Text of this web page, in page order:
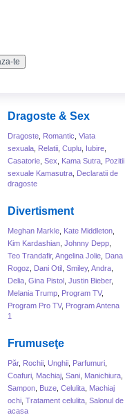
Dragoste & Sex
Dragoste Romantic Viata
sexuala Relatii Cuplu Iubire
Casatorie Sex Kama Sutra Pozitii
sexuale Kamasutra Declaratii de
dragoste
Divertisment
Meghan Markle Kate Middleton
Kim Kardashian Johnny Depp
Teo Trandafir, Angelina Jolie Dana
Rogoz
Dani Otil Smiley, Andra
Delia Gina Pistol Justin Bieber,
Melania Trump Program TV,
Program Pro TV, Program Antena
1
Frumuseţe
Păr, Rochii Unghii Parfumuri
Coafuri Machiaj Sani Manichiura
Sampon Buze Celulita Machiaj
ochi Tratament celulita Salonul de
acasa